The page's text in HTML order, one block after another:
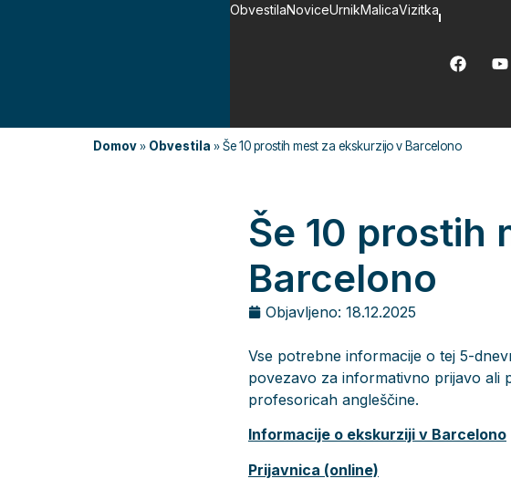
ObvestilaNoviceUrnikMalicaVizitka
Domov» Obvestila »Še 10 prostih mest za ekskurzijo v Barcelono
Še 10 prostih
Barcelono
Objavljeno: 18.12.2025
Vse potrebne informacije o tej 5-
povezavo za informativno prijavo ali
profesoricah angleščine.
Informacije o ekskurziji v Barcelono
Prijavnica (online)